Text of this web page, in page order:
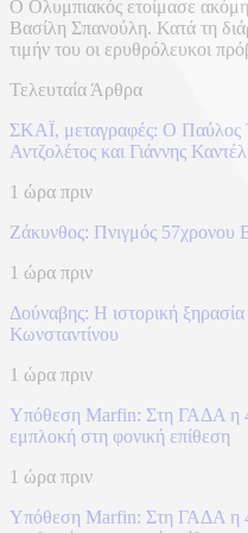
Ο Ολυμπιακός ετοίμασε
Βασίλη Σπανούλη. Κατά τη
τιμήν του οι ερυθρόλευκοι
Τελευταία Άρθρα
ΣΚΑΪ, μεταγραφές: Ο Παύλος
Αντζολέτος και Γιάννης
1 ώρα πριν
Ζάκυνθος: Πνιγμός 57χρονου
1 ώρα πριν
Δούναβης: Η ιστορική
Κωνσταντίνου
1 ώρα πριν
Υπόθεση Marfin: Στη ΓΑΔΑ η
εμπλοκή στη φονική επίθεση
1 ώρα πριν
Υπόθεση Marfin: Στη ΓΑΔΑ η